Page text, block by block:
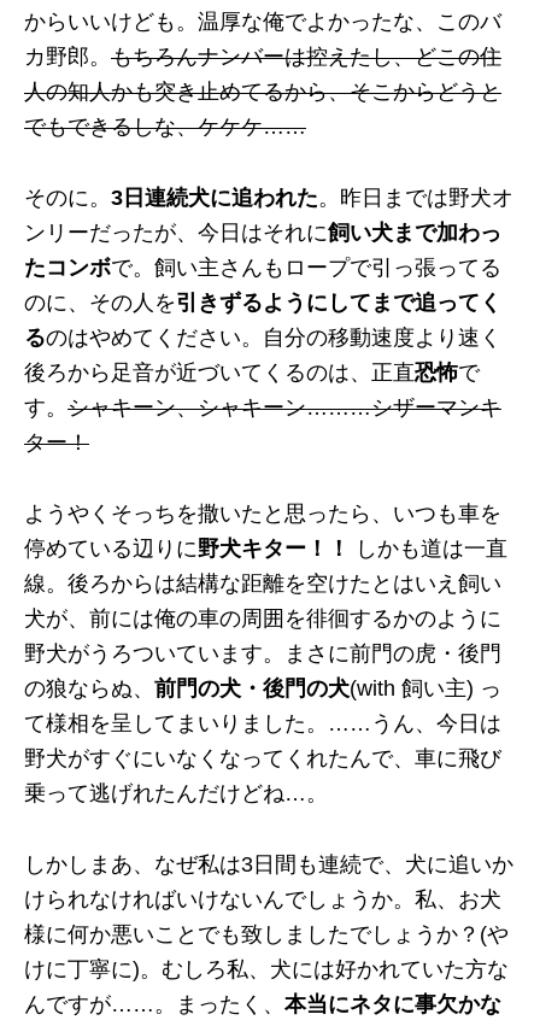
からいいけども。温厚な俺でよかったな、このバ
カ野郎。 もちろんナンバーは控えたし、どこの住
人の知人かも突き止めてるから、そこからどうと
でもできるしな、ケケケ……
そのに。 3日連続犬に追われた。昨日までは野犬オ
ンリーだったが、今日はそれに飼い犬まで加わっ
たコンボで。飼い主さんもロープで引っ張ってる
のに、その人を引きずるようにしてまで追ってく
るのはやめてください。自分の移動速度より速く
後ろから足音が近づいてくるのは、正直恐怖で
す。 シャキーン、シャキーン………シザーマンキ
ター！
ようやくそっちを撒いたと思ったら、いつも車を
停めている辺りに野犬キター！！
しかも道は一直
線。後ろからは結構な距離を空けたとはいえ飼い
犬が、前には俺の車の周囲を徘徊するかのように
野犬がうろついています。まさに前門の虎・後門
の狼ならぬ、 前門の犬・後門の犬(with 飼い主) っ
て様相を呈してまいりました。……うん、今日は
野犬がすぐにいなくなってくれたんで、車に飛び
乗って逃げれたんだけどね…。
しかしまあ、なぜ私は3日間も連続で、犬に追いか
けられなければいけないんでしょうか。私、お犬
様に何か悪いことでも致しましたでしょうか？(や
けに丁寧に)。むしろ私、犬には好かれていた方な
んですが……。まったく、 本当にネタに事欠かな